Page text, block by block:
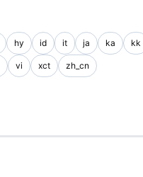
hy id it ja ka kk
vi xct zh_cn